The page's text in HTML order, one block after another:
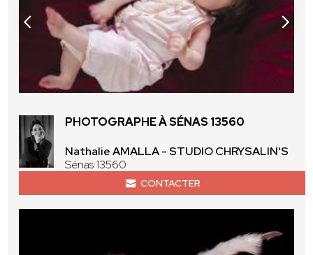
PHOTOGRAPHE À SÉNAS 13560
Nathalie AMALLA - STUDIO CHRYSALIN'S
Sénas 13560
CONTACTER